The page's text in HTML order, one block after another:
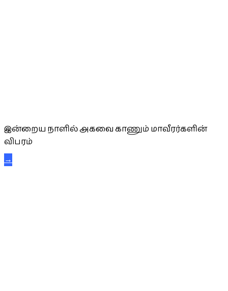
இன்றைய நாளில் அகவை காணும் மாவீரர்களின்
விபரம்
→